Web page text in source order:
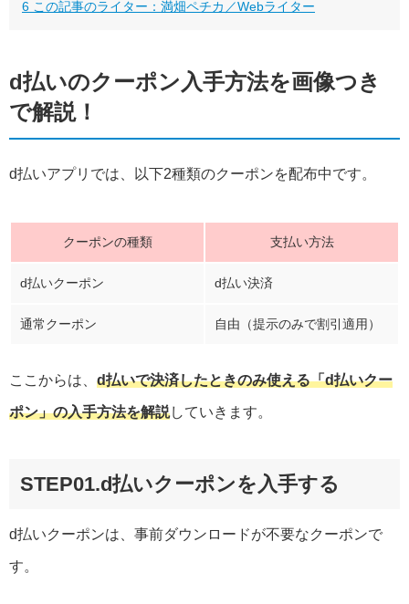
6 この記事のライター：満畑ペチカ／Webライター
d払いのクーポン入手方法を画像つき
で解説！
d払いアプリでは、以下2種類のクーポンを配布中です。
クーポンの種類 支払い方法
d払いクーポン d払い決済
通常クーポン 自由（提示のみで割引適用）
ここからは、 d払いで決済したときのみ使える「d払いクー
ポン」の入手方法を解説していきます。
STEP01.d払いクーポンを入手する
d払いクーポンは、事前ダウンロードが不要なクーポンで
す。